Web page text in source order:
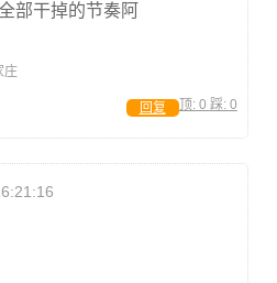
部干掉的节奏阿
庄
顶: 0 踩: 0
回复